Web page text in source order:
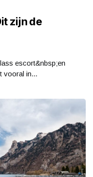
zijn de
escort&nbsp;en
vooral in...